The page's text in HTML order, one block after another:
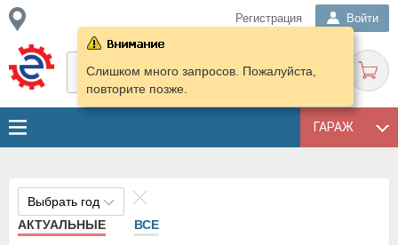
Регистрация Войти
ГАРАЖ
Слишком много запросов. Пожалуйста,
повторите позже.
Выбрать год
АКТУАЛЬНЫЕ
ВСЕ